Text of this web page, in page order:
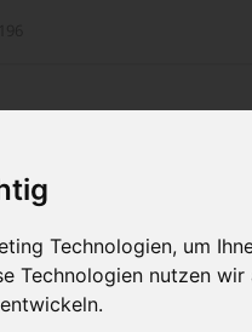
Technologien, um
Technologien nutzen